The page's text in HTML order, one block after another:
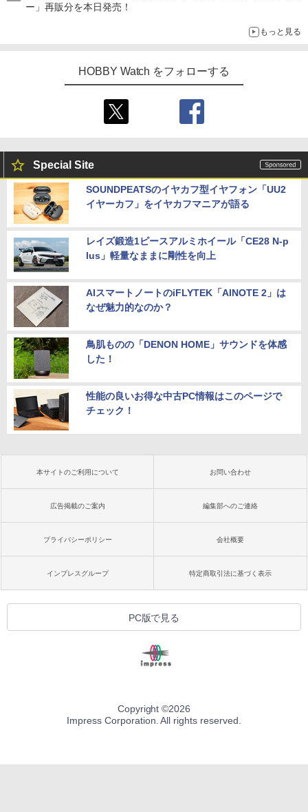
ー」再販分を本日発売！
もっと見る
HOBBY Watch をフォローする
Special Site
SOUNDPEATSのイヤカフ型イヤフォン「UU2
イヤーカフ」をイヤカフマニアが語る
レイズ鍛造1ピースアルミホイール「CE28 N-p
lus」軽量なままに剛性を向上
AIスマートノートのiFLYTEK「AINOTE 2」は
なぜ魅力的なのか？
鳥肌ものの「DENON HOME」サウンドを体感
した！
性能の良いお得な中古PC情報はこのページで
チェック！
本サイトのご利用について お問い合わせ
広告掲載のご案内 編集部へのご連絡
プライバシーポリシー 会社概要
インプレスグループ 特定商取引法に基づく表示
PC版で見る
Copyright ©2026
Impress Corporation. All rights reserved.